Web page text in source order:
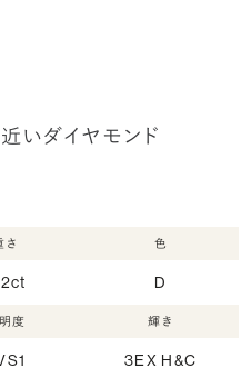
近いダイヤモンド
さ 色
D
度 輝き
3EX H&C